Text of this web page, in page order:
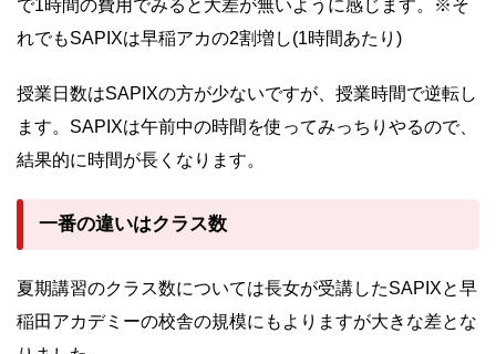
で1時間の費用でみると大差が無いように感じます。※そ
れでもSAPIXは早稲アカの2割増し(1時間あたり)
授業日数はSAPIXの方が少ないですが、授業時間で逆転し
ます。SAPIXは午前中の時間を使ってみっちりやるので、
結果的に時間が長くなります。
一番の違いはクラス数
夏期講習のクラス数については長女が受講したSAPIXと早
稲田アカデミーの校舎の規模にもよりますが大きな差とな